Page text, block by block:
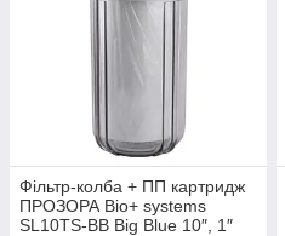
Фільтр-колба + ПП картридж
ПРОЗОРА Bіо+ systems
SL10TS-BB Big Blue 10″, 1″